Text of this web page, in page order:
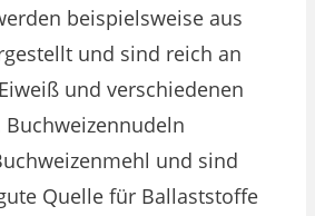
beispielsweise aus
und sind reich an
und verschiedenen
und sind
Quelle für Ballaststoffe